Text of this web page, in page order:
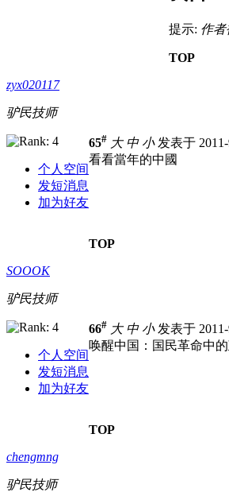
提示: 作者
TOP
zyx020117
驴民技师
个人空间
发短消息
加为好友
65# 大 中 小发表于 2011-
看看當年的中國
TOP
SOOOK
驴民技师
个人空间
发短消息
加为好友
66# 大 中 小发表于 2011-
唤醒中国：国民革命中
TOP
chengmng
驴民技师